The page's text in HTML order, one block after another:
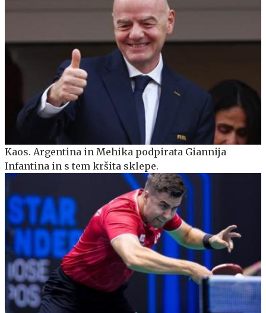
Kaos. Argentina in Mehika podpirata Giannija
Infantina in s tem kršita sklepe.